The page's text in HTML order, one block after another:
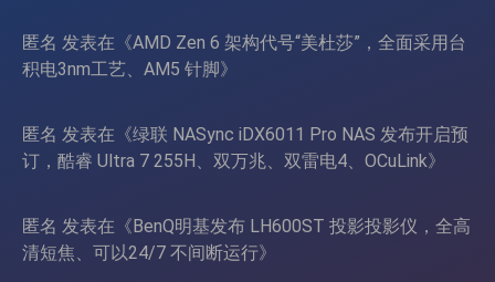
匿名 发表在《AMD Zen 6 架构代号“美杜莎”，全面采用台
积电3nm工艺、AM5 针脚》
匿名 发表在《绿联 NASync iDX6011 Pro NAS 发布开启预
订，酷睿 Ultra 7 255H、双万兆、双雷电4、OCuLink》
匿名 发表在《BenQ明基发布 LH600ST 投影投影仪，全高
清短焦、可以24/7 不间断运行》